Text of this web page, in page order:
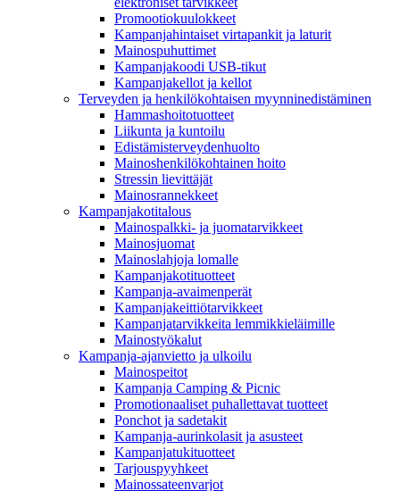
Promootiokuulokkeet
Kampanjahintaiset virtapankit ja laturit
Mainospuhuttimet
Kampanjakoodi USB-tikut
Kampanjakellot ja kellot
Terveyden ja henkilökohtaisen myynninedistäminen
Hammashoitotuotteet
Liikunta ja kuntoilu
Edistämisterveydenhuolto
Mainoshenkilökohtainen hoito
Stressin lievittäjät
Mainosrannekkeet
Kampanjakotitalous
Mainospalkki- ja juomatarvikkeet
Mainosjuomat
Mainoslahjoja lomalle
Kampanjakotituotteet
Kampanja-avaimenperät
Kampanjakeittiötarvikkeet
Kampanjatarvikkeita lemmikkieläimille
Mainostyökalut
Kampanja-ajanvietto ja ulkoilu
Mainospeitot
Kampanja Camping & Picnic
Promotionaaliset puhallettavat tuotteet
Ponchot ja sadetakit
Kampanja-aurinkolasit ja asusteet
Kampanjatukituotteet
Tarjouspyyhkeet
Mainossateenvarjot